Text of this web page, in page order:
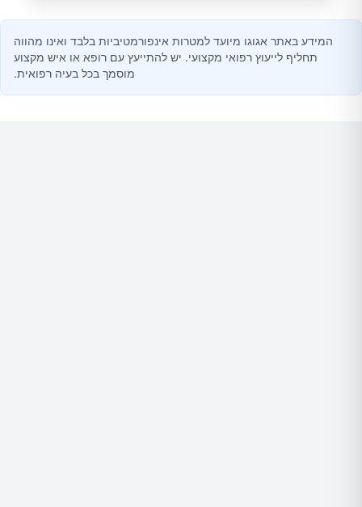
המידע באתר אגוגו מיועד למטרות אינפורמטיביות בלבד ואינו מהווה
תחליף לייעוץ רפואי מקצועי. יש להתייעץ עם רופא או איש מקצוע
מוסמך בכל בעיה רפואית.